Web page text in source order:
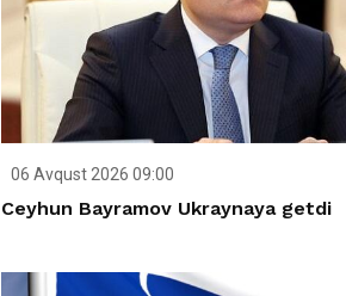
06 Avqust 2026 09:00
Ceyhun Bayramov Ukraynaya getdi